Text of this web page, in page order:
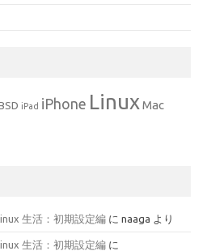
iPad iPhone Linux Mac
生活：初期設定編 に naaga より
生活：初期設定編 に